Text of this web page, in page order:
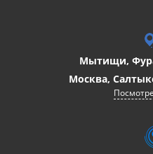
Мытищи,
Москва,